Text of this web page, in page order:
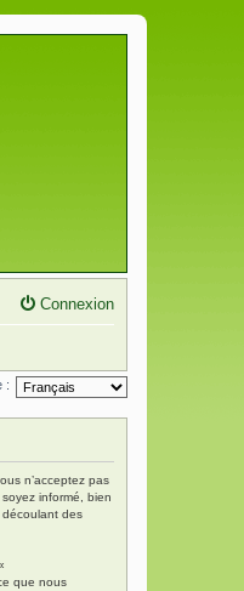
Connexion
:
n’acceptez pas
informé, bien
découlant des
que nous